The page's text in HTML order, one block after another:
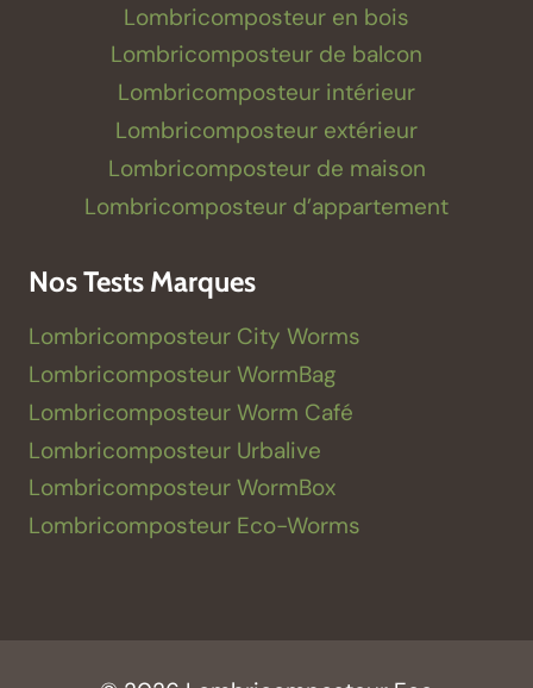
Lombricomposteur en bois
Lombricomposteur de balcon
Lombricomposteur intérieur
Lombricomposteur extérieur
Lombricomposteur de maison
Lombricomposteur d’appartement
Nos Tests Marques
Lombricomposteur City Worms
Lombricomposteur WormBag
Lombricomposteur Worm Café
Lombricomposteur Urbalive
Lombricomposteur WormBox
Lombricomposteur Eco-Worms